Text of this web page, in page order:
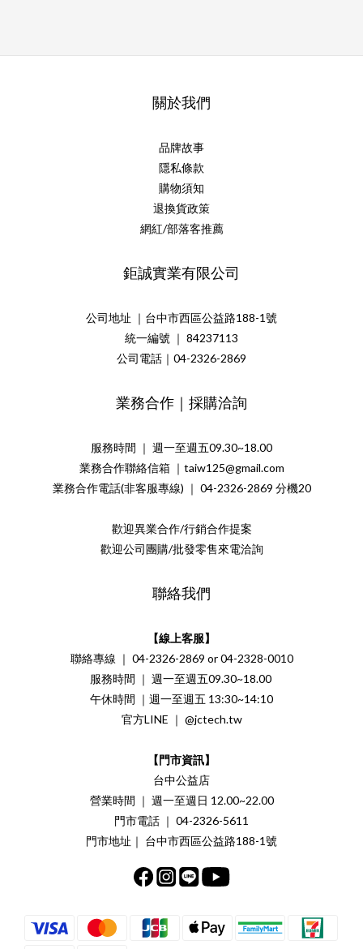
關於我們
品牌故事
隱私條款
購物須知
退換貨政策
網紅/部落客推薦
鉅誠實業有限公司
公司地址 ｜台中市西區公益路188-1號
統一編號 ｜ 84237113
公司電話｜04-2326-2869
業務合作｜採購洽詢
服務時間 ｜ 週一至週五09.30~18.00
業務合作聯絡信箱 ｜taiw125@gmail.com
業務合作電話(非客服專線) ｜ 04-2326-2869 分機20
歡迎異業合作/行銷合作提案
歡迎公司團購/批發零售來電洽詢
聯絡我們
【線上客服】
聯絡專線 ｜ 04-2326-2869 or 04-2328-0010
服務時間 ｜ 週一至週五09.30~18.00
午休時間 ｜週一至週五 13:30~14:10
官方LINE ｜ @jctech.tw
【門市資訊】
台中公益店
營業時間 ｜ 週一至週日 12.00~22.00
門市電話 ｜ 04-2326-5611
門市地址｜ 台中市西區公益路188-1號